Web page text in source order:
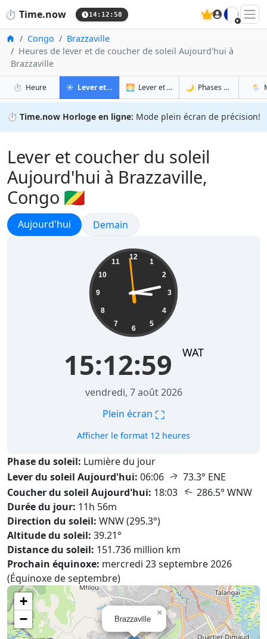
⏱️ Time.now 14:13:00 🇫🇷
Accueil
Congo
Brazzaville
Heures de lever et de coucher de soleil Aujourd'hui à
Brazzaville
⏱️ Heureà Brazzaville
☀️ Lever et coucher du soleil à Brazzaville
🌅 Lever et coucher du soleil demain à
🌙 Phases de la Lune à
🌦️
⏱️ Time.now Horloge en ligne: Mode plein écran de précision!
Lever et coucher du soleil
Aujourd'hui à Brazzaville,
Congo 🇨🇬
Lever et coucher du soleil
Aujourd'hui Lever et coucher du soleil
Demain
12
1
2
3
4
5
6
7
8
9
10
11
15:13:00 WAT
vendredi, 7 août 2026
Plein écran ⛶
Afficher le format 12 heures
Phase du soleil: Lumière du jour
Lever du soleil Aujourd'hui: 06:06 ↑ 73.3° ENE
Coucher du soleil Aujourd'hui: 18:03 ↑ 286.5° WNW
Durée du jour: 11h 56m
Direction du soleil: WNW (295.3°)
Altitude du soleil: 39.21°
Distance du soleil: 151.736 million km
Prochain équinoxe: mercredi 23 septembre 2026
(Équinoxe de septembre)
Brazzaville
×
+
−